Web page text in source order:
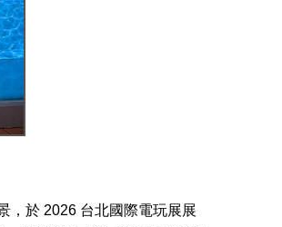
，於 2026 台北國際電玩展展